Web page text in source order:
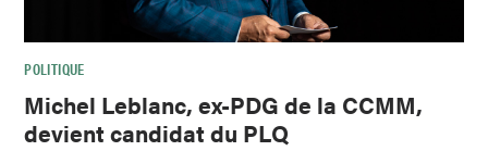
POLITIQUE
Michel Leblanc, ex-PDG de la CCMM,
devient candidat du PLQ